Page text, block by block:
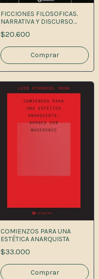
FICCIONES FILOSOFICAS.
NARRATIVA Y DISCURSO
TEORIC 1A.
$20.600
COMIENZOS PARA UNA
ESTÉTICA ANARQUISTA
$33.000